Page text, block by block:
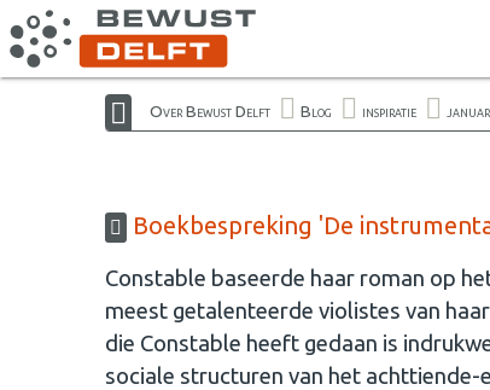
Over Bewust Delft Blog inspiratie
Boekbespreking 'De
Constable baseerde haar roman op
meest getalenteerde violistes van
die Constable heeft gedaan is
sociale structuren van het achttiende-